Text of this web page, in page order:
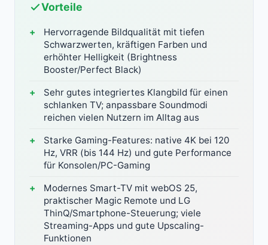
Vorteile
Hervorragende Bildqualität mit tiefen
Schwarzwerten, kräftigen Farben und
erhöhter Helligkeit (Brightness
Booster/Perfect Black)
Sehr gutes integriertes Klangbild für einen
schlanken TV; anpassbare Soundmodi
reichen vielen Nutzern im Alltag aus
Starke Gaming-Features: native 4K bei 120
Hz, VRR (bis 144 Hz) und gute Performance
für Konsolen/PC-Gaming
Modernes Smart-TV mit webOS 25,
praktischer Magic Remote und LG
ThinQ/Smartphone-Steuerung; viele
Streaming-Apps und gute Upscaling-
Funktionen